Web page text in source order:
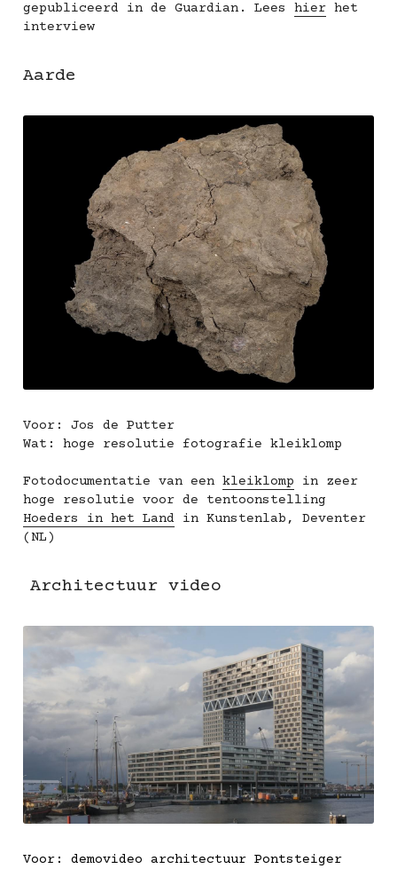
gepubliceerd in de Guardian. Lees hier het
interview
Aarde
Voor: Jos de Putter
Wat: hoge resolutie fotografie kleiklomp
Fotodocumentatie van een kleiklomp in zeer
Hoeders in het Land in Kunstenlab, Deventer
(NL)
Architectuur video
Voor: demovideo architectuur Pontsteiger